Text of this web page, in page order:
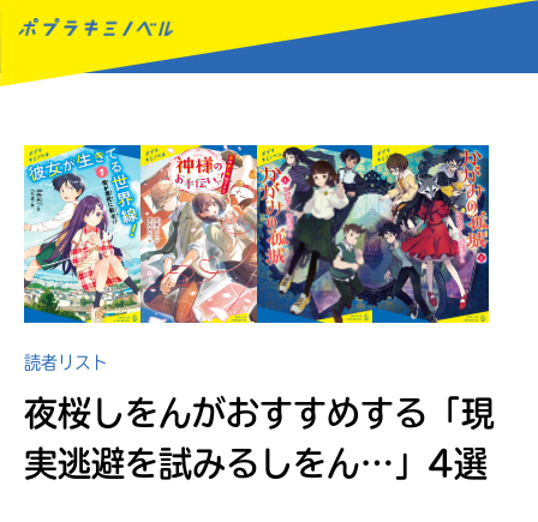
読者リスト
夜桜しをんがおすすめする 「現
実逃避を試みるしをん…」4選